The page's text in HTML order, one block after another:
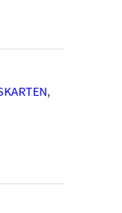
,